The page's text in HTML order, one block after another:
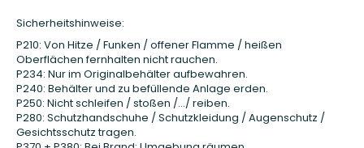
Sicherheitshinweise:
P210: Von Hitze / Funken / offener Flamme / heißen
Oberflächen fernhalten nicht rauchen.
P234: Nur im Originalbehälter aufbewahren.
P240: Behälter und zu befüllende Anlage erden.
P250: Nicht schleifen / stoßen /…/ reiben.
P280: Schutzhandschuhe / Schutzkleidung / Augenschutz /
Gesichtsschutz tragen.